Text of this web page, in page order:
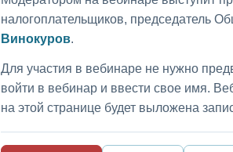
налогоплательщиков, председатель
Винокуров.
Для участия в вебинаре не нужно
войти в вебинар и ввести свое имя.
на этой странице будет выложена